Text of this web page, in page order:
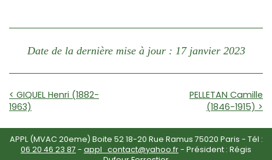
Date de la dernière mise à jour : 17 janvier 2023
< GIQUEL Henri (1882-
1963)
PELLETAN Camille
(1846-1915) >
APPL (MVAC 20eme) Boite 52 18-20 Rue Ramus 75020 Paris - Tél :
06 20 46 23 87 - appl_contact@yahoo.fr- Président : Régis